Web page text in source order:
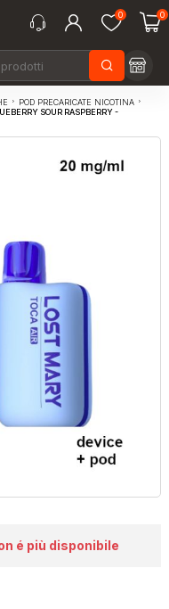
0 0
POD PRECARICATE NICOTINA
SOUR RASPBERRY -
é più disponibile